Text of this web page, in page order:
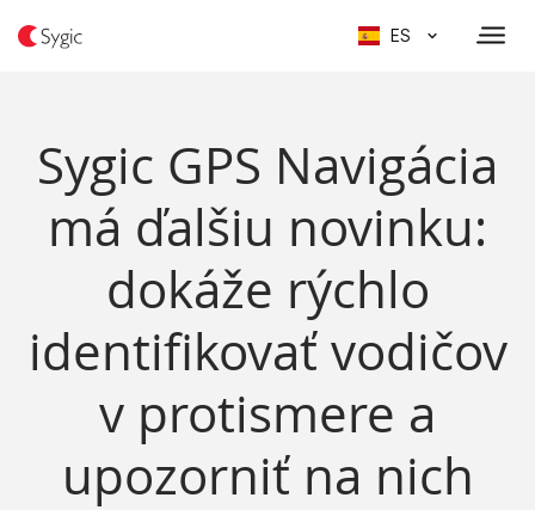
ES
Sygic GPS Navigácia
má ďalšiu novinku:
dokáže rýchlo
identifikovať vodičov
v protismere a
upozorniť na nich